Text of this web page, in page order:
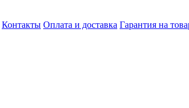
Контакты Оплата и доставка Гарантия на